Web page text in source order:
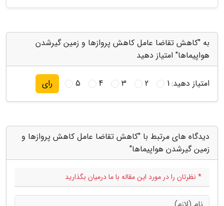
به "کاهش تقاضا عامل کاهش پروازها و زمین گیرشدن
هواپیماها" امتیاز دهید
امتیاز دهید:1
2
3
4
5 رای
دیدگاه های مرتبط با "کاهش تقاضا عامل کاهش پروازها و
زمین گیرشدن هواپیماها"
* نظرتان را در مورد این مقاله با ما درمیان بگذارید